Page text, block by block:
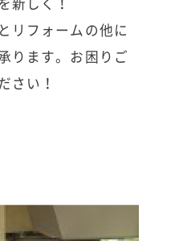
新しく！
リフォームの他に
ります。お困りご
さい！